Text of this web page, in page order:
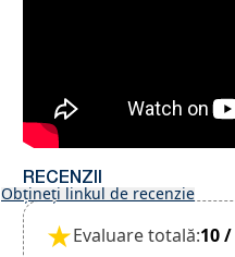
RECENZII
Obțineți linkul de recenzie
★Evaluare totală:10